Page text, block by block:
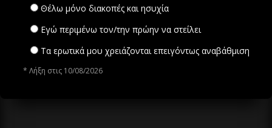
Θέλω μόνο διακοπές και ησυχία
Εγώ περιμένω τον/την πρώην να στείλει
Τα ερωτικά μου χρειάζονται επειγόντως αναβάθμιση
* Λήξη στις 10/08/2026